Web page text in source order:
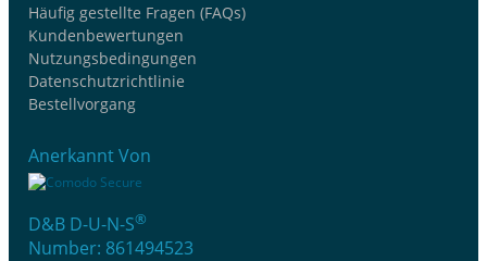
Häufig gestellte Fragen (FAQs)
Kundenbewertungen
Nutzungsbedingungen
Datenschutzrichtlinie
Bestellvorgang
Anerkannt Von
D&B D-U-N-S®
Number: 861494523